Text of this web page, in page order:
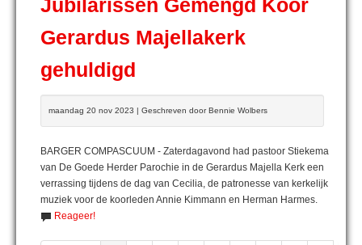
Jubilarissen Gemengd Koor
Gerardus Majellakerk
gehuldigd
maandag 20 nov 2023 | Geschreven door Bennie Wolbers
BARGER COMPASCUUM - Zaterdagavond had pastoor Stiekema
van De Goede Herder Parochie in de Gerardus Majella Kerk een
verrassing tijdens de dag van Cecilia, de patronesse van kerkelijk
muziek voor de koorleden Annie Kimmann en Herman Harmes.
Reageer!